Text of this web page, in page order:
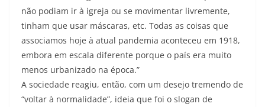
não podiam ir à igreja ou se movimentar livremente,
tinham que usar máscaras, etc. Todas as coisas que
associamos hoje à atual pandemia aconteceu em 1918,
embora em escala diferente porque o país era muito
menos urbanizado na época.”
A sociedade reagiu, então, com um desejo tremendo de
“voltar à normalidade”, ideia que foi o slogan de